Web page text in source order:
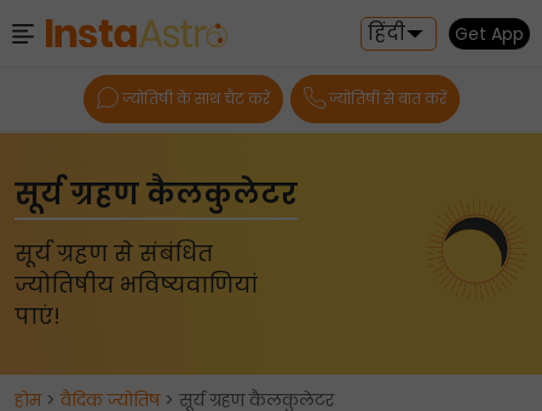
हिंदी Get App
ज्योतिषी के साथ चैट करें ज्योतिषी से बात करें
सूर्य ग्रहण कैलकुलेटर
सूर्य ग्रहण से संबंधित
ज्योतिषीय भविष्यवाणियां
पाएं!
होम>वैदिक ज्योतिष> सूर्य ग्रहण कैलकुलेटर